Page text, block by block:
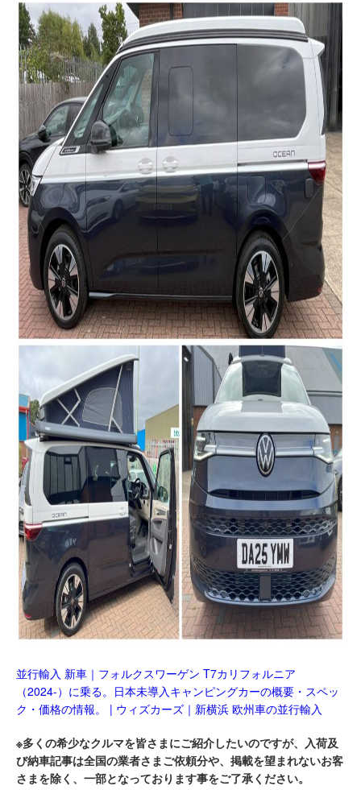
並行輸入 新車｜フォルクスワーゲン T7カリフォルニア
（2024-）に乗る。日本未導入キャンピングカーの概要・スペッ
ク・価格の情報。 | ウィズカーズ｜新横浜 欧州車の並行輸入
※多くの希少なクルマを皆さまにご紹介したいのですが、入荷及
び納車記事は全国の業者さまご依頼分や、掲載を望まれないお客
さまを除く、一部となっております事をご了承ください。